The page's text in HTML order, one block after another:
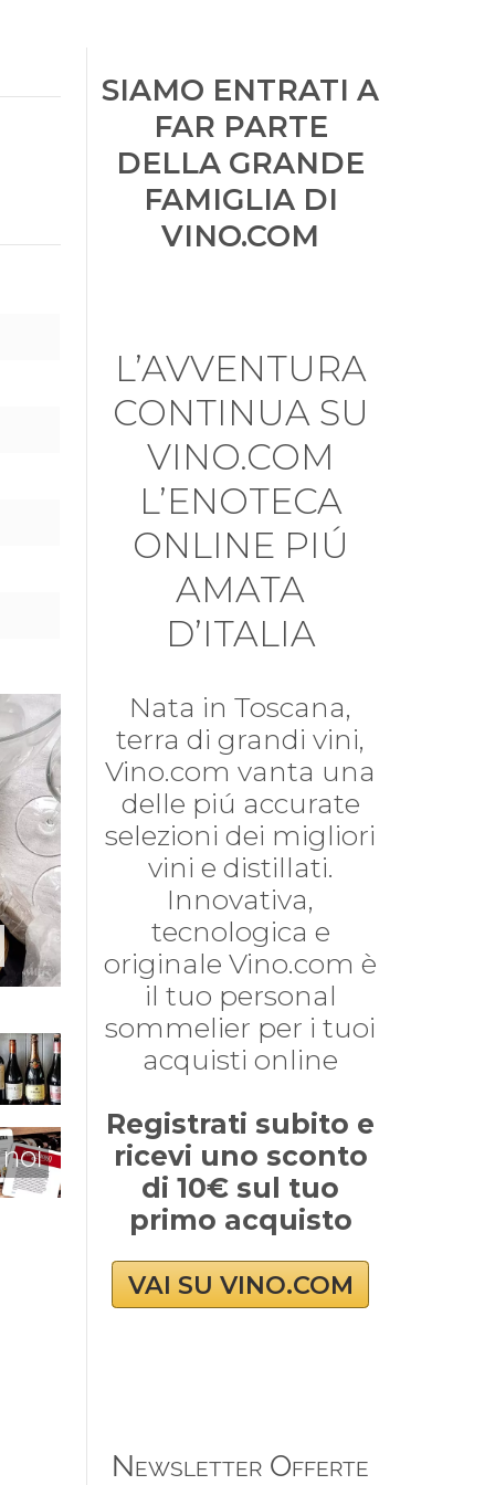
SIAMO ENTRATI A
FAR PARTE
DELLA GRANDE
FAMIGLIA DI
VINO.COM
L’AVVENTURA
CONTINUA SU
VINO.COM
L’ENOTECA
ONLINE PIÚ
AMATA
D’ITALIA
Nata in Toscana,
terra di grandi vini,
Vino.com vanta una
delle piú accurate
selezioni dei migliori
vini e distillati.
Innovativa,
tecnologica e
originale Vino.com è
il tuo personal
sommelier per i tuoi
acquisti online
Registrati subito e
ricevi uno sconto
di 10€ sul tuo
primo acquisto
VAI SU VINO.COM
Newsletter Offerte